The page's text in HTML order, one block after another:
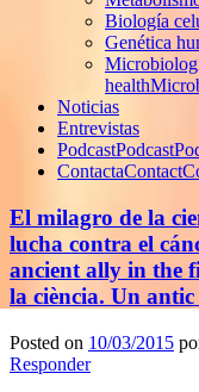
Biología
Genética
health
Noticias
Entrevistas
PodcastPodcast
ContactaContact
El milagro de la
lucha contra el
ancient ally in the
la ciència. Un
Posted on 10/03/2015
Responder